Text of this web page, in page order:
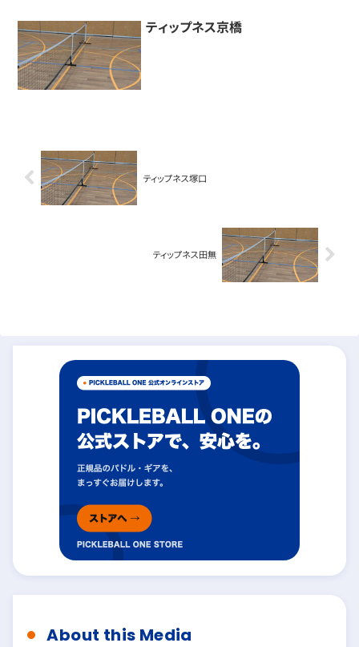
ティップネス京橋
ティップネス塚口
ティップネス田無
About this Media